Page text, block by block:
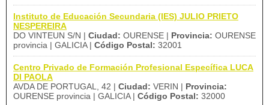
Instituto de Educación Secundaria (IES) JULIO PRIETO
NESPEREIRA
DO VINTEUN S/N | Ciudad: OURENSE | Provincia: OURENSE
provincia | GALICIA | Código Postal: 32001
Centro Privado de Formación Profesional Específica LUCA
DI PAOLA
AVDA DE PORTUGAL, 42 | Ciudad: VERIN | Provincia:
OURENSE provincia | GALICIA | Código Postal: 32000